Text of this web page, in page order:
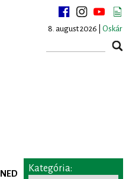
8. august 2026 | Oskár
NED Kategória: